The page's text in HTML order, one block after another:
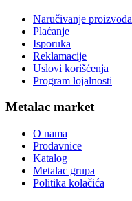
Naručivanje proizvoda
Plaćanje
Isporuka
Reklamacije
Uslovi korišćenja
Program lojalnosti
Metalac market
O nama
Prodavnice
Katalog
Metalac grupa
Politika kolačića